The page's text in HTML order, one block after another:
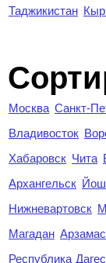
Таджикистан
Москва Санкт-
Владивосток
Хабаровск Чита
Архангельск
Нижневартовск
Магадан Арзамас
Республика